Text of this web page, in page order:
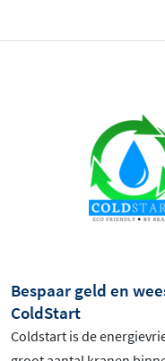
Bespaar geld en
ColdStart
Coldstart is de